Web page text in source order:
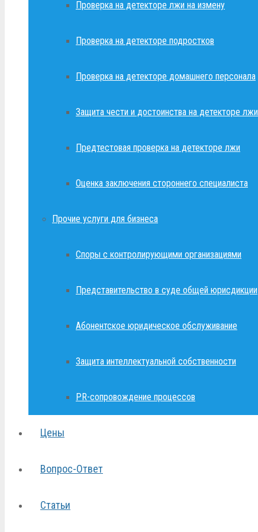
Проверка на детекторе лжи на измену
Проверка на детекторе подростков
Проверка на детекторе домашнего персонала
Защита чести и достоинства на детекторе лжи
Предтестовая проверка на детекторе лжи
Оценка заключения стороннего специалиста
Прочие услуги для бизнеса
Споры с контролирующими организациями
Представительство в суде общей юрисдикции
Абонентское юридическое обслуживание
Защита интеллектуальной собственности
PR-сопровождение процессов
Цены
Вопрос-Ответ
Статьи